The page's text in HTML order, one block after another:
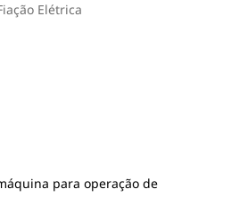
Elétrica
para operação de